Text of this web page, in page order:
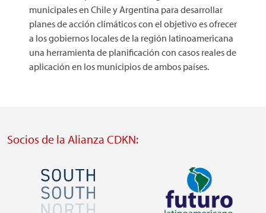
municipales en Chile y Argentina para desarrollar
planes de acción climáticos con el objetivo es ofrecer
a los gobiernos locales de la región latinoamericana
una herramienta de planificación con casos reales de
aplicación en los municipios de ambos países.
Socios de la Alianza CDKN:
Imagen Imagen